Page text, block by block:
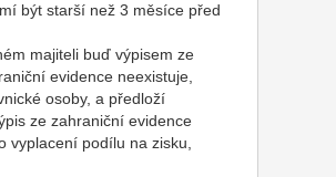
být starší než 3 měsíce před
majiteli buď výpisem ze
evidence neexistuje,
osoby, a předloží
ze zahraniční evidence
podílu na zisku,